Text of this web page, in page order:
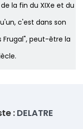
la fin du XIXe et du
c'est dans son
Frugal", peut-être la
: DELATRE